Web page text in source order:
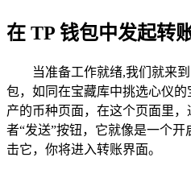
在 TP 钱包中发起转
当准备工作就绪,我们就来
包，如同在宝藏库中挑选心仪
产的币种页面，在这个页面里
者“发送”按钮，它就像是一个
击它，你将进入转账界面。